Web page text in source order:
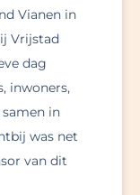
Vianen in
Vrijstad
dag
inwoners,
in
was net
van dit